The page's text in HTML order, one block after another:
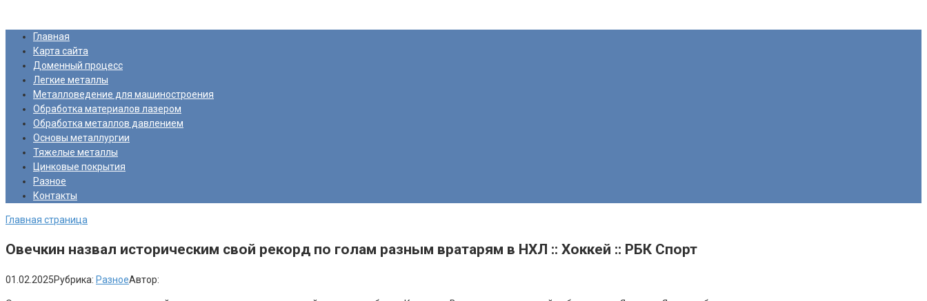
контентуГлавная
Карта сайта
Доменный процесс
Легкие металлы
Металловедение для машиностроения
Обработка материалов лазером
Обработка металлов давлением
Основы металлургии
Тяжелые металлы
Цинковые покрытия
Разное
Контакты
Главная страница
Овечкин назвал историческим свой рекорд по голам разным вратарям в НХЛ :: Хоккей :: РБК Спорт
01.02.2025Рубрика: РазноеАвтор: